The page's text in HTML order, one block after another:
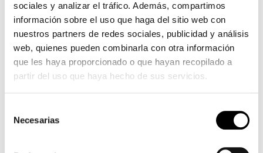
sociales y analizar el tráfico. Además, compartimos
información sobre el uso que haga del sitio web con
nuestros partners de redes sociales, publicidad y análisis
web, quienes pueden combinarla con otra información
que les haya proporcionado o que hayan recopilado a
partir del uso que haya hecho de sus servicios.
Necesarias
forme
rousse